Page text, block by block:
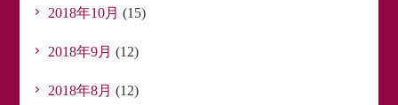
2018年10月 (15)
2018年9月 (12)
2018年8月 (12)